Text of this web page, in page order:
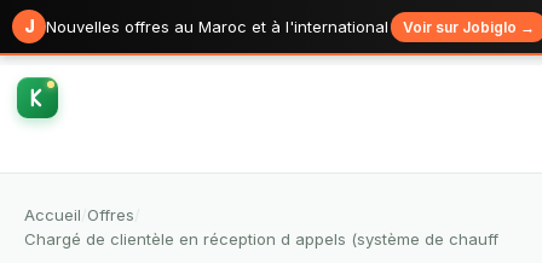
J Nouvelles offres au Maroc et à l'international Voir sur Jobiglo →
Accueil Offres
Chargé de clientèle en réception d appels (système de chauff